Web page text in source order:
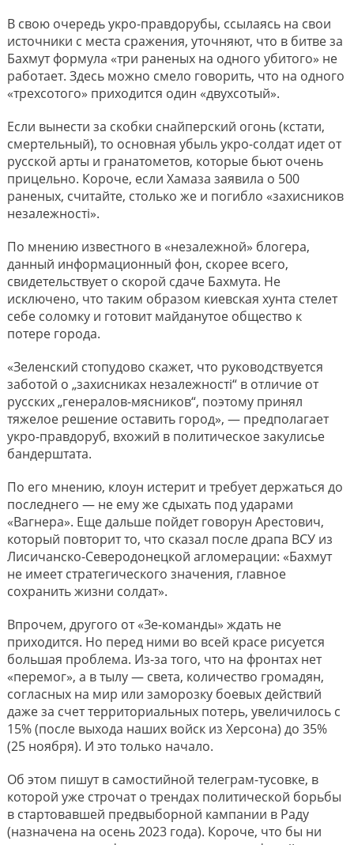
В свою очередь укро-правдорубы, ссылаясь на свои
источники с места сражения, уточняют, что в битве за
Бахмут формула «три раненых на одного убитого» не
работает. Здесь можно смело говорить, что на одного
«трехсотого» приходится один «двухсотый».
Если вынести за скобки снайперский огонь (кстати,
смертельный), то основная убыль укро-солдат идет от
русской арты и гранатометов, которые бьют очень
прицельно. Короче, если Хамаза заявила о 500
раненых, считайте, столько же и погибло «захисников
незалежностi».
По мнению известного в «незалежной» блогера,
данный информационный фон, скорее всего,
свидетельствует о скорой сдаче Бахмута. Не
исключено, что таким образом киевская хунта стелет
себе соломку и готовит майданутое общество к
потере города.
«Зеленский стопудово скажет, что руководствуется
заботой о „захисниках незалежностi“ в отличие от
русских „генералов-мясников“, поэтому принял
тяжелое решение оставить город», — предполагает
укро-правдоруб, вхожий в политическое закулисье
бандерштата.
По его мнению, клоун истерит и требует держаться до
последнего — не ему же сдыхать под ударами
«Вагнера». Еще дальше пойдет говорун Арестович,
который повторит то, что сказал после драпа ВСУ из
Лисичанско-Северодонецкой агломерации: «Бахмут
не имеет стратегического значения, главное
сохранить жизни солдат».
Впрочем, другого от «Зе-команды» ждать не
приходится. Но перед ними во всей красе рисуется
большая проблема. Из-за того, что на фронтах нет
«перемог», а в тылу — света, количество громадян,
согласных на мир или заморозку боевых действий
даже за счет территориальных потерь, увеличилось с
15% (после выхода наших войск из Херсона) до 35%
(25 ноября). И это только начало.
Об этом пишут в самостийной телеграм-тусовке, в
которой уже строчат о трендах политической борьбы
в стартовавшей предвыборной кампании в Раду
(назначена на осень 2023 года). Короче, что бы ни